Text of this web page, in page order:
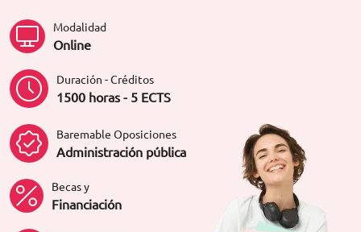
Modalidad
Online
Duración - Créditos
1500 horas - 5 ECTS
Baremable Oposiciones
Administración pública
Becas y
Financiación